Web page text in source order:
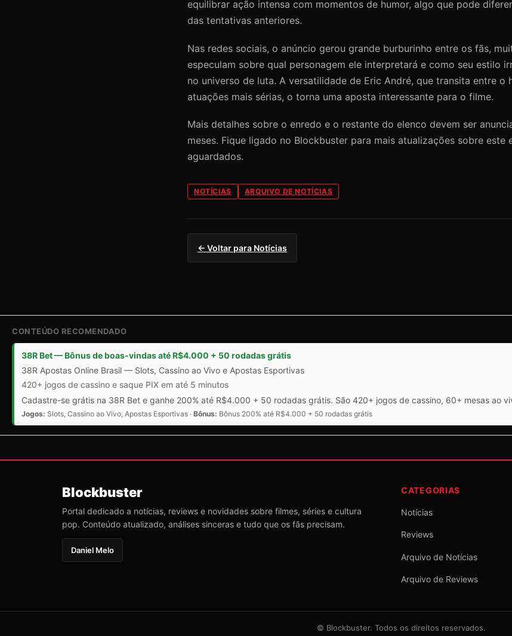
equilibrar ação intensa com momentos de humor, algo que pode
das tentativas anteriores.
Nas redes sociais, o anúncio gerou grande burburinho entre os fãs,
especulam sobre qual personagem ele interpretará e como seu estilo
no universo de luta. A versatilidade de Eric André, que transita entre o
atuações mais sérias, o torna uma aposta interessante para o filme.
Mais detalhes sobre o enredo e o restante do elenco devem ser
meses. Fique ligado no Blockbuster para mais atualizações sobre este
aguardados.
NOTÍCIAS ARQUIVO DE NOTÍCIAS
← Voltar para Notícias
CONTEÚDO RECOMENDADO
38R Bet — Bônus de boas-vindas até R$4.000 + 50 rodadas grátis
38R Apostas Online Brasil — Slots, Cassino ao Vivo e Apostas Esportivas
420+ jogos de cassino e saque PIX em até 5 minutos
Cadastre-se grátis na 38R Bet e ganhe 200% até R$4.000 + 50 rodadas grátis. São 420+ jogos de cassino, 60+ mesas ao
Jogos: Slots, Cassino ao Vivo, Apostas Esportivas · Bônus: Bônus 200% até R$4.000 + 50 rodadas grátis
Blockbuster
Portal dedicado a notícias, reviews e novidades sobre filmes, séries e cultura
pop. Conteúdo atualizado, análises sinceras e tudo que os fãs precisam.
Daniel Melo
CATEGORIAS
Notícias
Reviews
Arquivo de Notícias
Arquivo de Reviews
© Blockbuster. Todos os direitos reservados.